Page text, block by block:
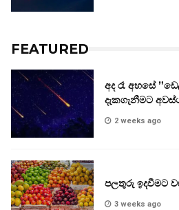
FEATURED
අද රෑ අහසේ
දැකගැනීමට
2 weeks ago
පලතුරු ඉදවීමට
3 weeks ago